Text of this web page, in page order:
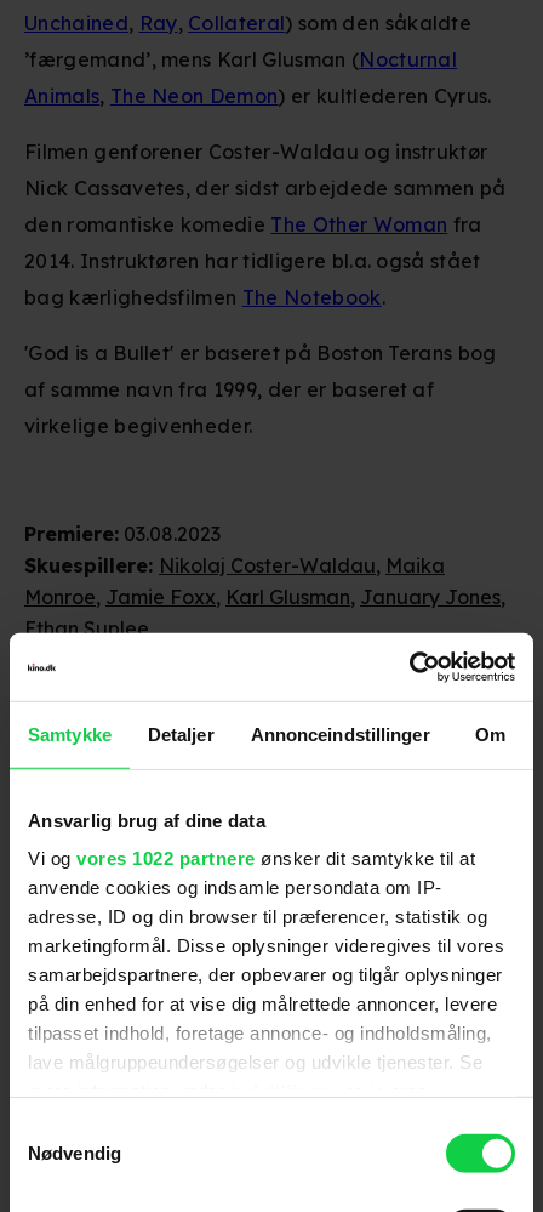
Samtykke Detaljer Annonceindstillinger Om
Ansvarlig brug af dine data
Vi og vores 1022 partnere ønsker dit samtykke til at
anvende cookies og indsamle persondata om IP-
adresse, ID og din browser til præferencer, statistik og
marketingformål. Disse oplysninger videregives til vores
samarbejdspartnere, der opbevarer og tilgår oplysninger
på din enhed for at vise dig målrettede annoncer, levere
tilpasset indhold, foretage annonce- og indholdsmåling,
lave målgruppeundersøgelser og udvikle tjenester. Se
tilbage eller ændre indstillinger fra vores
"Cookiedeklaration", eller ved at trykke på "Privacy
Nødvendig
Premiere: 03.08.2023
Skuespillere: Nikolaj Coster-Waldau, Maika
Monroe, Jamie Foxx, Karl Glusman, January Jones,
Ethan Suplee
Genre
Manus : Boston Teran
Filmen er ikke aldersvurderet af Medierådet for
Børn og Unge og den har derfor fået tildelt
aldersmærket 'Tilladt for børn fra 15 år'.
Produktionsår: 2023
Distributør: Mis. Label
Unchained, Ray, Collateral) som den såkaldte
’færgemand’, mens Karl Glusman (Nocturnal
Animals, The Neon Demon) er kultlederen Cyrus.
Filmen genforener Coster-Waldau og instruktør
Nick Cassavetes, der sidst arbejdede sammen på
den romantiske komedie The Other Woman fra
2014. Instruktøren har tidligere bl.a. også stået
bag kærlighedsfilmen The Notebook.
'God is a Bullet' er baseret på Boston Terans bog
af samme navn fra 1999, der er baseret af
virkelige begivenheder.